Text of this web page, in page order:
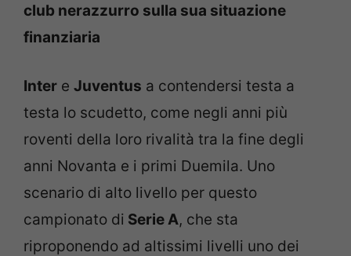
club nerazzurro sulla sua situazione
finanziaria
Inter e Juventus a contendersi testa a
testa lo scudetto, come negli anni più
roventi della loro rivalità tra la fine degli
anni Novanta e i primi Duemila. Uno
scenario di alto livello per questo
campionato di Serie A, che sta
riproponendo ad altissimi livelli uno dei